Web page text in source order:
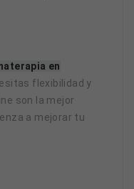
en
flexibilidad y
son la mejor
a mejorar tu